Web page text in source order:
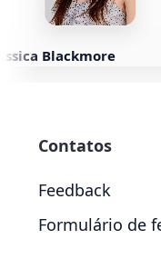
Blackmore
Contatos
Feedback
Formulário de